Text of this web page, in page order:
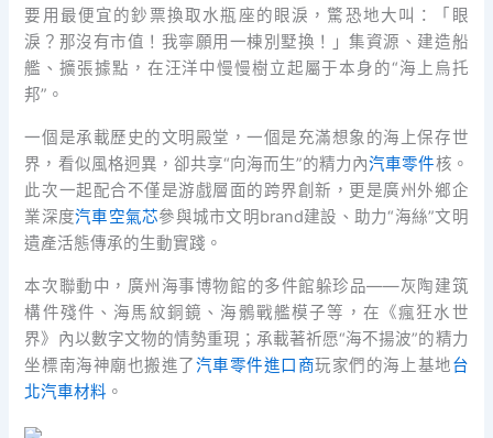
要用最便宜的鈔票換取水瓶座的眼淚，驚恐地大叫：「眼
淚？那沒有市值！我寧願用一棟別墅換！」集資源、建造船
艦、擴張據點，在汪洋中慢慢樹立起屬于本身的“海上烏托
邦”。
一個是承載歷史的文明殿堂，一個是充滿想象的海上保存世
界，看似風格迥異，卻共享“向海而生”的精力內汽車零件核。
此次一起配合不僅是游戲層面的跨界創新，更是廣州外鄉企
業深度汽車空氣芯參與城市文明brand建設、助力“海絲”文明
遺產活態傳承的生動實踐。
本次聯動中，廣州海事博物館的多件館躲珍品——灰陶建筑
構件殘件、海馬紋銅鏡、海鶻戰艦模子等，在《瘋狂水世
界》內以數字文物的情勢重現；承載著祈愿“海不揚波”的精力
坐標南海神廟也搬進了汽車零件進口商玩家們的海上基地台
北汽車材料 。